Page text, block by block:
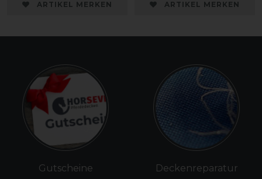
ARTIKEL MERKEN ARTIKEL MERKEN
Gutscheine Deckenreparatur